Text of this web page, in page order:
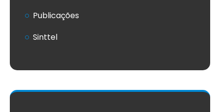
Publicações
Sinttel